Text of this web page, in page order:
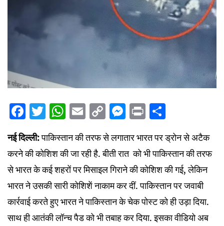
Facebook
Twitter
WhatsApp
Email
CopyMessenger
Print
नई दिल्ली:पाकिस्तान की तरफ से लगातार भारत पर ड्रोन से अटैक
करने की कोशिश की जा रही है. बीती रात को भी पाकिस्तान की तरफ
से भारत के कई शहरों पर मिसाइल गिराने की कोशिश की गई, लेकिन
भारत ने उसकी सारी कोशिशें नाकाम कर दीं. पाकिस्तान पर जवाबी
कार्रवाई करते हुए भारत ने पाकिस्तान के चेक पोस्ट को ही उड़ा दिया.
साथ ही आतंकी लॉन्च पैड को भी तबाह कर दिया. इसका वीडियो अब